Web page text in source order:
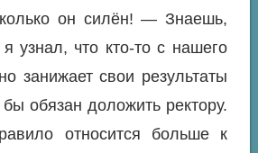
он силён! — Знаешь,
узнал, что кто-то с нашего
занижает свои результаты
обязан доложить ректору.
относится больше к